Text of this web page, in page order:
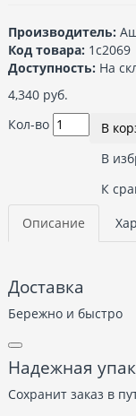
Производитель:
Код товара: 1с2069
Доступность: На
4,340 руб.
Кол-во
В
В
К
Описание
Доставка
Бережно и быстро
Надежная
Сохранит заказ в